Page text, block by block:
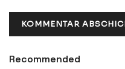
Recommended